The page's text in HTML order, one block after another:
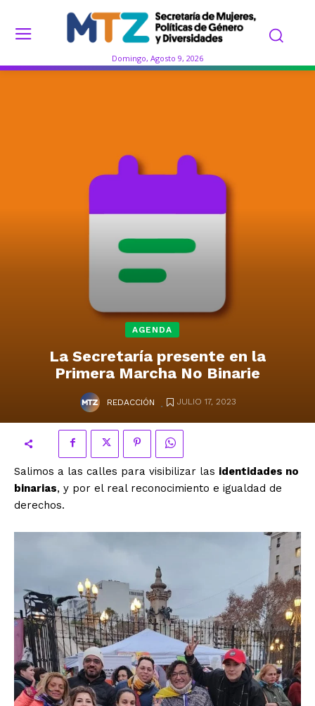
Domingo, Agosto 9, 2026
AGENDA
La Secretaría presente en la
Primera Marcha No Binarie
REDACCIÓN . JULIO 17, 2023
Salimos a las calles para visibilizar las identidades no
binarias, y por el real reconocimiento e igualdad de
derechos.